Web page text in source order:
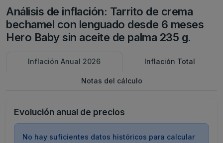
Análisis de inflación: Tarrito de crema
bechamel con lenguado desde 6 meses
Hero Baby sin aceite de palma 235 g.
Inflación Anual 2026 Inflación Total
Notas del cálculo
Evolución anual de precios
No hay suficientes datos históricos para calcular